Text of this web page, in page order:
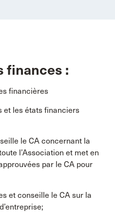
finances :
financières
et les états financiers
le CA concernant la
l’Association et met en
par le CA pour
et conseille le CA sur la